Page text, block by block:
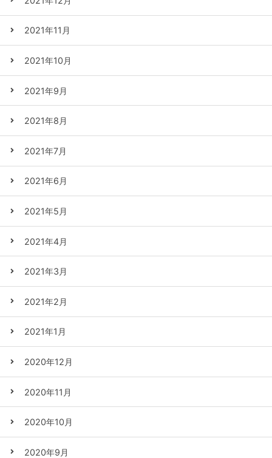
2021年11月
2021年10月
2021年9月
2021年8月
2021年7月
2021年6月
2021年5月
2021年4月
2021年3月
2021年2月
2021年1月
2020年12月
2020年11月
2020年10月
2020年9月